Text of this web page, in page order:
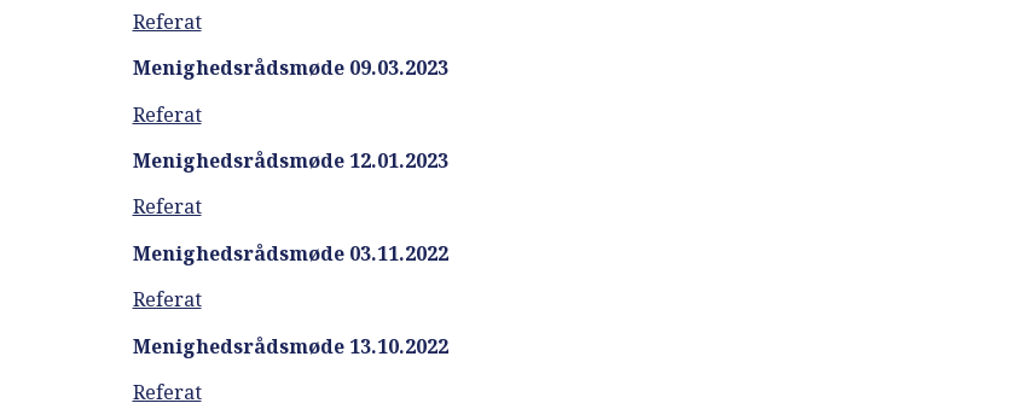
Referat
Menighedsrådsmøde 09.03.2023
Referat
Menighedsrådsmøde 12.01.2023
Referat
Menighedsrådsmøde 03.11.2022
Referat
Menighedsrådsmøde 13.10.2022
Referat